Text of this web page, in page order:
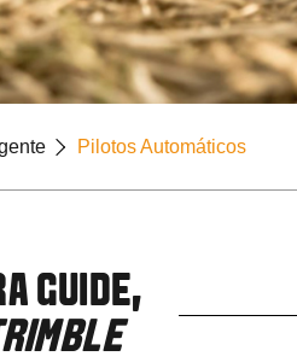
Pilotos Automáticos
GUIDE,